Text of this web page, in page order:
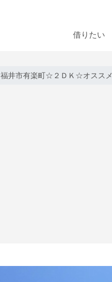
借りたい
福井市有楽町☆２ＤＫ☆オススメ